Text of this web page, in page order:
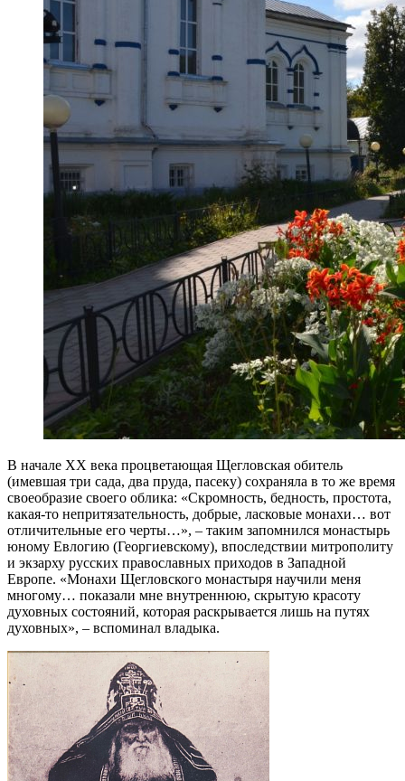
В начале ХХ века процветающая Щегловская обитель
(имевшая три сада, два пруда, пасеку) сохраняла в то же время
своеобразие своего облика: «Скромность, бедность, простота,
какая-то непритязательность, добрые, ласковые монахи… вот
отличительные его черты…», – таким запомнился монастырь
юному Евлогию (Георгиевскому), впоследствии митрополиту
и экзарху русских православных приходов в Западной
Европе. «Монахи Щегловского монастыря научили меня
многому… показали мне внутреннюю, скрытую красоту
духовных состояний, которая раскрывается лишь на путях
духовных», – вспоминал владыка.